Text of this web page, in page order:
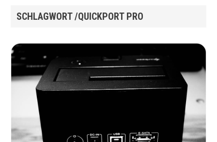
SCHLAGWORT /QUICKPORT PRO